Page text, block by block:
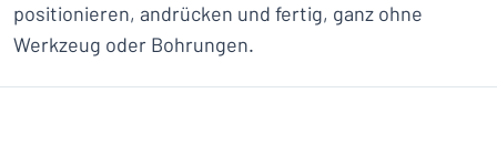
positionieren, andrücken und fertig, ganz ohne
Werkzeug oder Bohrungen.